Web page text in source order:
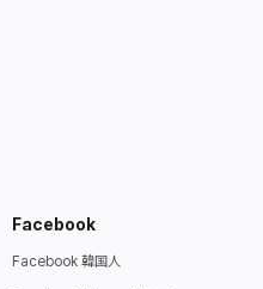
Facebook
Facebook 韓国人